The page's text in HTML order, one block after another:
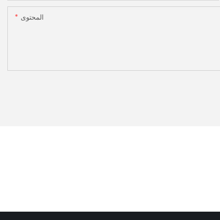
المحتوى